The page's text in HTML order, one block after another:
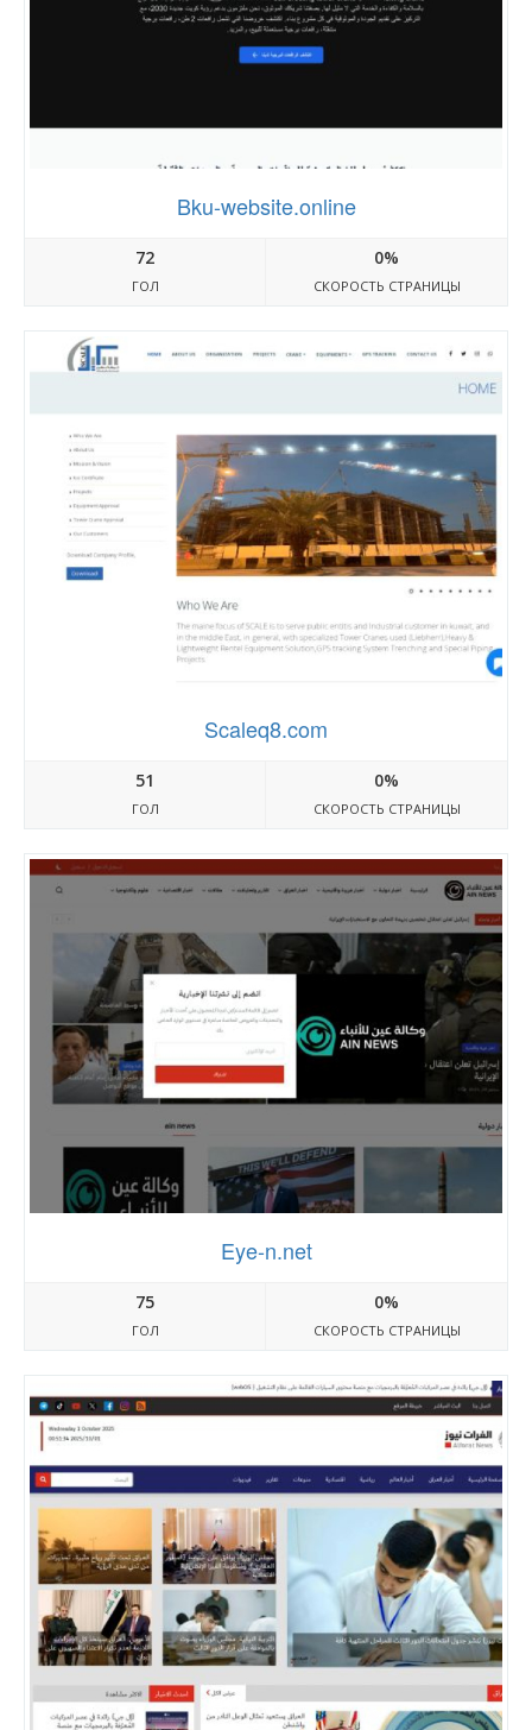
Bku-website.online
72
ГОЛ
0%
СКОРОСТЬ СТРАНИЦЫ
Scaleq8.com
51
ГОЛ
0%
СКОРОСТЬ СТРАНИЦЫ
Eye-n.net
75
ГОЛ
0%
СКОРОСТЬ СТРАНИЦЫ